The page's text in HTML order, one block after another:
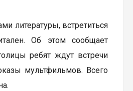
литературы, встретиться
Об этом сообщает
ребят ждут встречи
мультфильмов. Всего